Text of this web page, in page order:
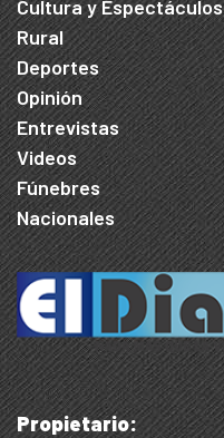
Cultura y Espectáculos
Rural
Deportes
Opinión
Entrevistas
Videos
Fúnebres
Nacionales
Propietario: